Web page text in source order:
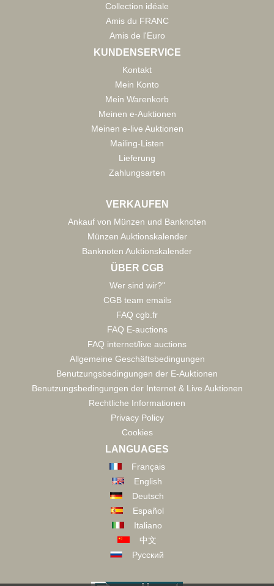
Collection idéale
Amis du FRANC
Amis de l'Euro
KUNDENSERVICE
Kontakt
Mein Konto
Mein Warenkorb
Meinen e-Auktionen
Meinen e-live Auktionen
Mailing-Listen
Lieferung
Zahlungsarten
VERKAUFEN
Ankauf von Münzen und Banknoten
Münzen Auktionskalender
Banknoten Auktionskalender
ÜBER CGB
Wer sind wir?"
CGB team emails
FAQ cgb.fr
FAQ E-auctions
FAQ internet/live auctions
Allgemeine Geschäftsbedingungen
Benutzungsbedingungen der E-Auktionen
Benutzungsbedingungen der Internet & Live Auktionen
Rechtliche Informationen
Privacy Policy
Cookies
LANGUAGES
Français
English
Deutsch
Español
Italiano
中文
Русский